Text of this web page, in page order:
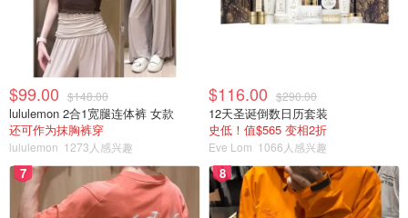
$99.00 $148.00
lululemon 2合1宽腿连体裤 女款
还可作为抹胸裤穿
lululemon 1273人感兴趣
$116.00 $290.00
12天圣诞倒数日历套装
史低！值$565 变相2折
Eve Lom 1066人感兴趣
7 8